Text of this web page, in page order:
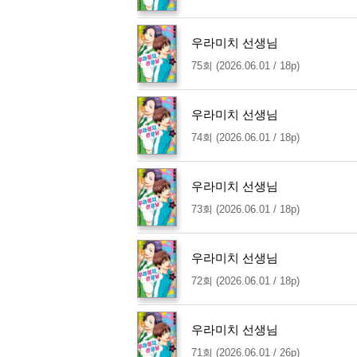
우라미치 선생님
75회 (2026.06.01 / 18p)
우라미치 선생님
74회 (2026.06.01 / 18p)
우라미치 선생님
73회 (2026.06.01 / 18p)
우라미치 선생님
72회 (2026.06.01 / 18p)
우라미치 선생님
71회 (2026.06.01 / 26p)